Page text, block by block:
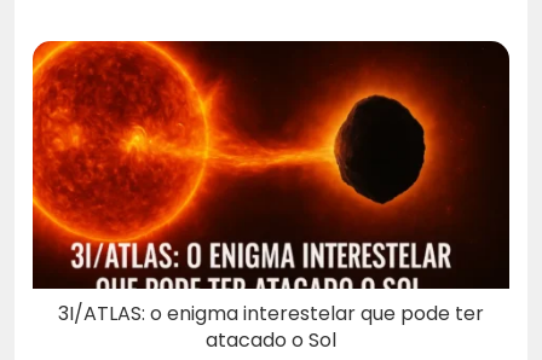
3I/ATLAS: o enigma interestelar que pode ter
atacado o Sol